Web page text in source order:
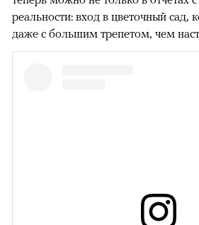
реальности: вход в цветочный
даже с большим трепетом, чем